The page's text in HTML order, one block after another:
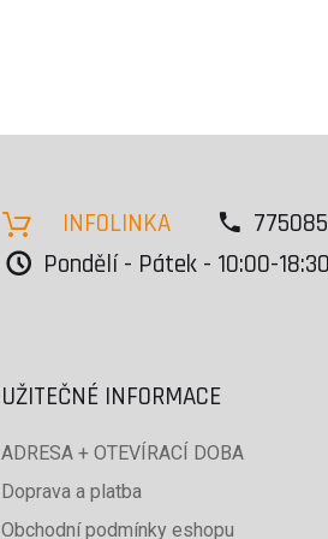
INFOLINKA
Pondělí - Pátek - 10:00-
UŽITEČNÉ INFORMACE
ADRESA + OTEVÍRACÍ DOBA
Doprava a platba
Obchodní podmínky eshopu